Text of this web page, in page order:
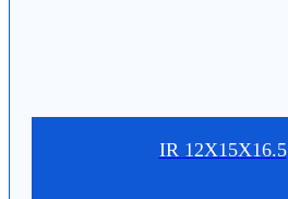
IR 12X15X16.5